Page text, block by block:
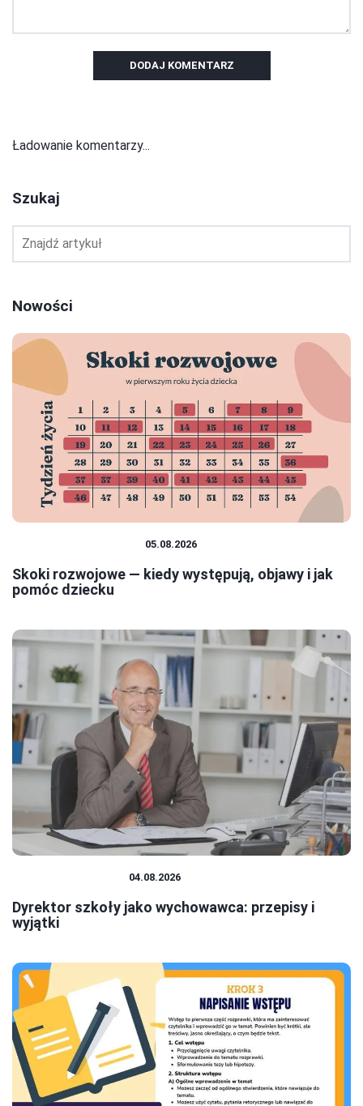
DODAJ KOMENTARZ
Ładowanie komentarzy...
Szukaj
Nowości
05.08.2026
Skoki rozwojowe — kiedy występują, objawy i jak
pomóc dziecku
04.08.2026
Dyrektor szkoły jako wychowawca: przepisy i
wyjątki